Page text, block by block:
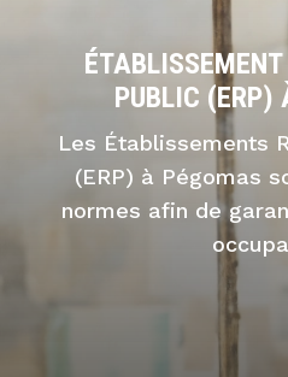
PUBLIC (ERP)
Les Établissements
(ERP) à Pégomas
normes afin de